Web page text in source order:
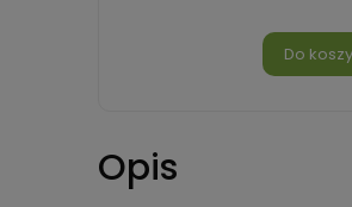
Do
Opis